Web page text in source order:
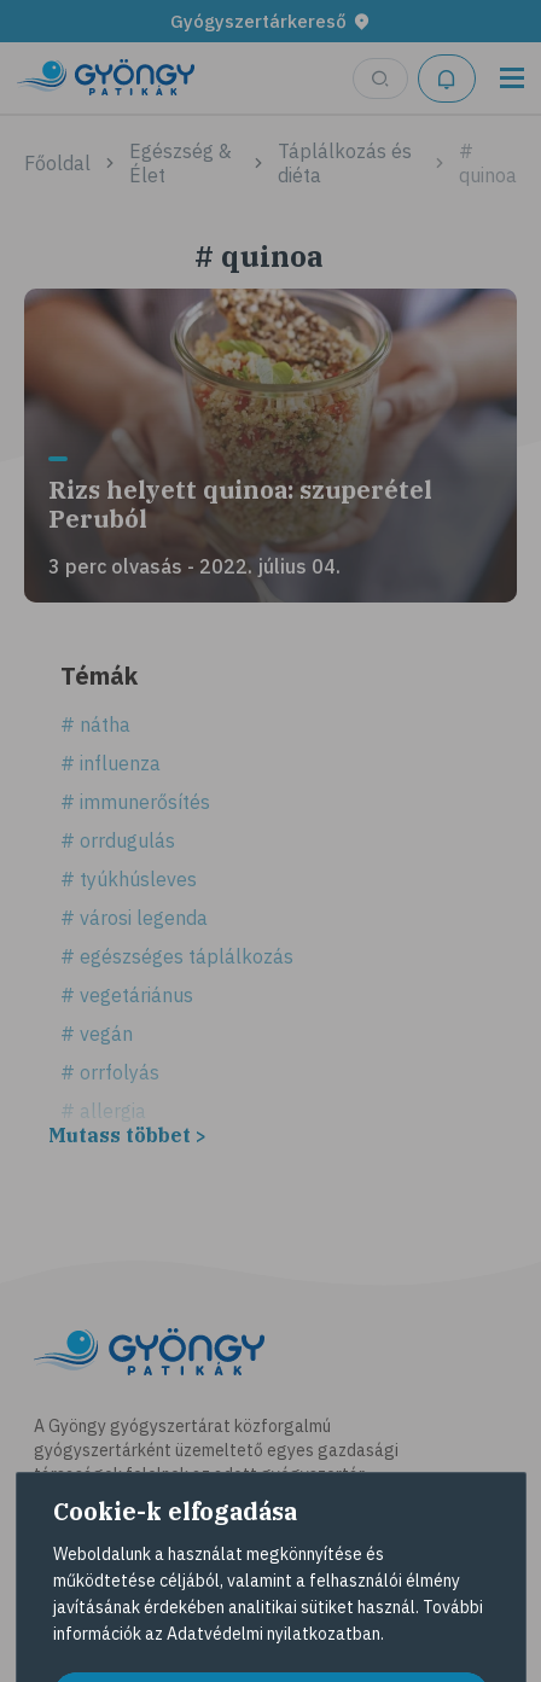
Gyógyszertárkereső
Főoldal
Egészség &
Élet
Táplálkozás és
diéta
#
quinoa
# quinoa
Rizs helyett quinoa: szuperétel
Peruból
3 perc olvasás - 2022. július 04.
Témák
# nátha
# influenza
# immunerősítés
# orrdugulás
# tyúkhúsleves
# városi legenda
# egészséges táplálkozás
# vegetáriánus
# vegán
# orrfolyás
# allergia
# légúti allergia
# mogyoró
# ásványi anyagok
# immunrendszer
# antioxidáns
# nyomelem
# C-vitamin
# testmozgás
Mutass többet >
A Gyöngy gyógyszertárat közforgalmú
gyógyszertárként üzemeltető egyes gazdasági
társaságok felelnek az adott gyógyszertár
működésért. A Gyöngy gyógyszertárak listáját és
elérhetőségeit a Gyógyszertár kereső
tekintheti meg.
Navigáció
Cookie-k elfogadása
Weboldalunk a használat megkönnyítése és
működtetése céljából, valamint a felhasználói élmény
javításának érdekében analitikai sütiket használ. További
információk az Adatvédelmi nyilatkozatban.